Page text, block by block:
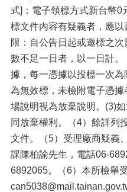
式]：電子領標方式新台幣0
標文件內容有疑義者，應
限：自公告日起或邀標之
數不足一日者，以一日計
據，每一憑據以投標一次
為無效標，未檢附電子憑
場說明視為放棄說明。(3)
同放棄權利。（4）餘詳列
文件。（5）受理廠商疑義
課陳柏諭先生，電話06-
6892065。（6）本所檢舉